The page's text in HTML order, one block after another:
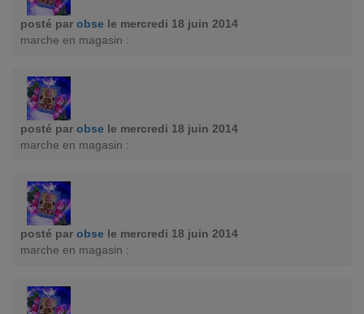
posté par obse le mercredi 18 juin 2014
marche en magasin :
posté par obse le mercredi 18 juin 2014
marche en magasin :
posté par obse le mercredi 18 juin 2014
marche en magasin :